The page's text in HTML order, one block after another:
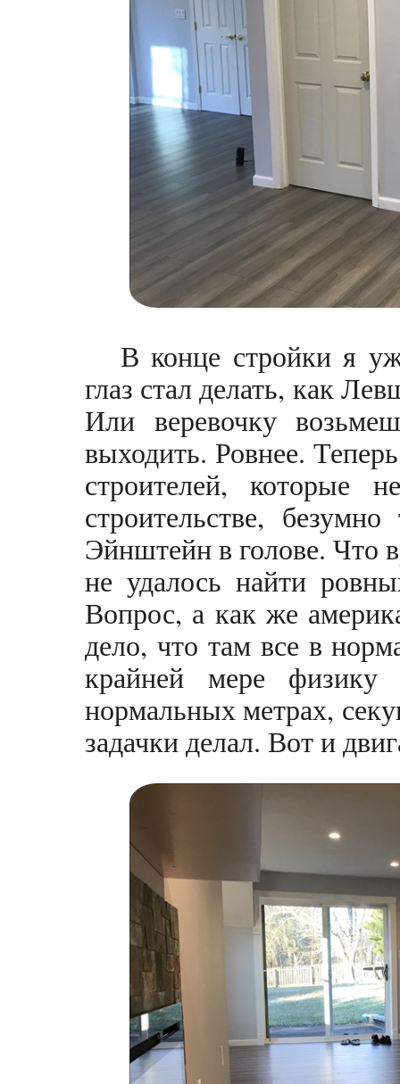
В конце стройки я
глаз стал делать, как
Или веревочку
выходить. Ровнее.
строителей, которые
строительстве,
Эйнштейн в голове. Что
не удалось найти
Вопрос, а как же
дело, что там все в
крайней мере
нормальных метрах,
задачки делал. Вот и